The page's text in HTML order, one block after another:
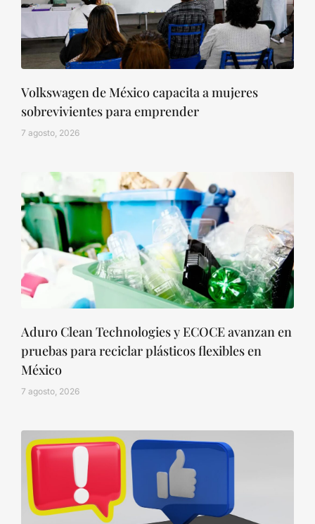
Volkswagen de México capacita a mujeres
sobrevivientes para emprender
7 agosto, 2026
Aduro Clean Technologies y ECOCE avanzan en
pruebas para reciclar plásticos flexibles en
México
7 agosto, 2026